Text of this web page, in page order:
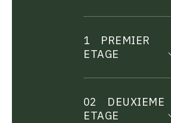
1
PREMIER
ETAGE
02
DEUXIEME
ETAGE